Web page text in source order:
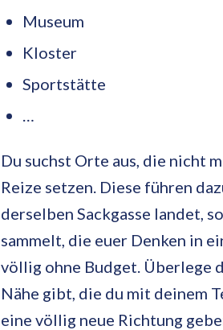
Museum
Kloster
Sportstätte
…
Du suchst Orte aus, die nicht
Reize setzen. Diese führen
derselben Sackgasse landet,
sammelt, die euer Denken in
völlig ohne Budget. Überlege
Nähe gibt, die du mit deinem
eine völlig neue Richtung